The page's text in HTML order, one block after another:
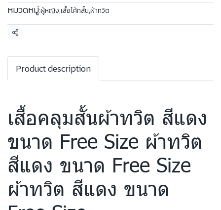
หมวดหมู่:ผู้หญิง,เสื้อโค้ทสั้น,ผ้าทวิต
แชร์
Product description
เสื้อคลุมสั้นผ้าทวิต สีแดง
ขนาด Free Size ผ้าทวิต
สีแดง ขนาด Free Size
ผ้าทวิต สีแดง ขนาด